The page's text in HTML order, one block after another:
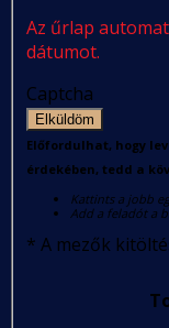
Az űrlap
dátumot.
Captcha
Elküldöm
Előfordulhat, hogy
érdekében, tedd a
Kattints a jobb
Add a feladót a
* A mezők